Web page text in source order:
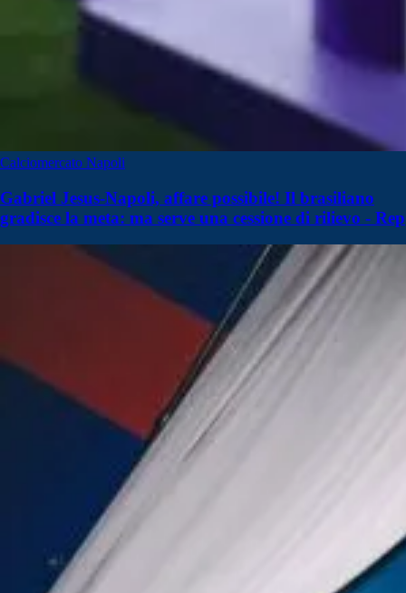
Calciomercato Napoli
Gabriel Jesus-Napoli, affare possibile! Il brasiliano
gradisce la meta: ma serve una cessione di rilievo - Rep